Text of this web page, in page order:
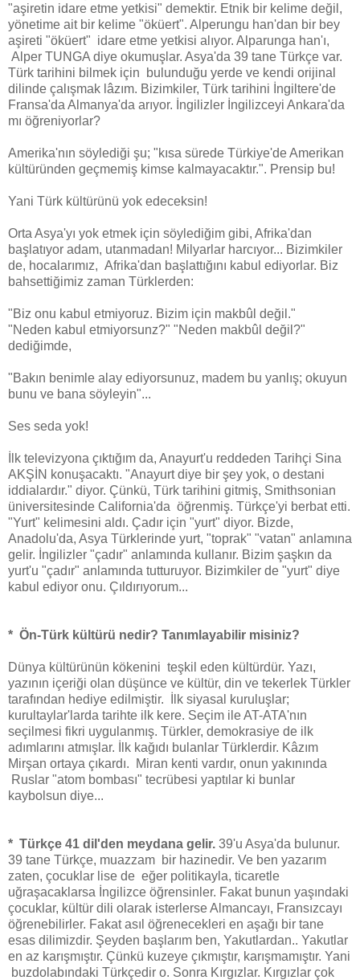
"aşiretin idare etme yetkisi" demektir. Etnik bir kelime değil,
yönetime ait bir kelime "öküert". Alperungu han'dan bir bey
aşireti "öküert" idare etme yetkisi alıyor. Alparunga han'ı,
Alper TUNGA diye okumuşlar. Asya'da 39 tane Türkçe var.
Türk tarihini bilmek için bulunduğu yerde ve kendi orijinal
dilinde çalışmak lâzım. Bizimkiler, Türk tarihini İngiltere'de
Fransa'da Almanya'da arıyor. İngilizler İngilizceyi Ankara'da
mı öğreniyorlar?
Amerika'nın söylediği şu; "kısa sürede Türkiye'de Amerikan
kültüründen geçmemiş kimse kalmayacaktır.". Prensip bu!
Yani Türk kültürünü yok edeceksin!
Orta Asya'yı yok etmek için söylediğim gibi, Afrika'dan
başlatıyor adam, utanmadan! Milyarlar harcıyor... Bizimkiler
de, hocalarımız, Afrika'dan başlattığını kabul ediyorlar. Biz
bahsettiğimiz zaman Türklerden:
"Biz onu kabul etmiyoruz. Bizim için makbûl değil."
"Neden kabul etmiyorsunz?" "Neden makbûl değil?"
dediğimde,
"Bakın benimle alay ediyorsunuz, madem bu yanlış; okuyun
bunu ve bana söyleyin"...
Ses seda yok!
İlk televizyona çıktığım da, Anayurt'u reddeden Tarihçi Sina
AKŞİN konuşacaktı. "Anayurt diye bir şey yok, o destani
iddialardır." diyor. Çünkü, Türk tarihini gitmiş, Smithsonian
üniversitesinde California'da öğrenmiş. Türkçe'yi berbat etti.
"Yurt" kelimesini aldı. Çadır için "yurt" diyor. Bizde,
Anadolu'da, Asya Türklerinde yurt, "toprak" "vatan" anlamına
gelir. İngilizler "çadır" anlamında kullanır. Bizim şaşkın da
yurt'u "çadır" anlamında tutturuyor. Bizimkiler de "yurt" diye
kabul ediyor onu. Çıldırıyorum...
* Ön-Türk kültürü nedir? Tanımlayabilir misiniz?
Dünya kültürünün kökenini teşkil eden kültürdür. Yazı,
yazının içeriği olan düşünce ve kültür, din ve tekerlek Türkler
tarafından hediye edilmiştir. İlk siyasal kuruluşlar;
kurultaylar'larda tarihte ilk kere. Seçim ile AT-ATA'nın
seçilmesi fikri uygulanmış. Türkler, demokrasiye de ilk
adımlarını atmışlar. İlk kağıdı bulanlar Türklerdir. Kâzım
Mirşan ortaya çıkardı. Miran kenti vardır, onun yakınında
Ruslar "atom bombası" tecrübesi yaptılar ki bunlar
kaybolsun diye...
* Türkçe 41 dil'den meydana gelir. 39'u Asya'da bulunur.
39 tane Türkçe, muazzam bir hazinedir. Ve ben yazarım
zaten, çocuklar lise de eğer politikayla, ticaretle
uğraşacaklarsa İngilizce öğrensinler. Fakat bunun yaşındaki
çocuklar, kültür dili olarak isterlerse Almancayı, Fransızcayı
öğrenebilirler. Fakat asıl öğrenecekleri en aşağı bir tane
esas dilimizdir. Şeyden başlarım ben, Yakutlardan.. Yakutlar
en az karışmıştır. Çünkü kuzeye çıkmıştır, karışmamıştır. Yani
buzdolabındaki Türkçedir o. Sonra Kırgızlar. Kırgızlar çok